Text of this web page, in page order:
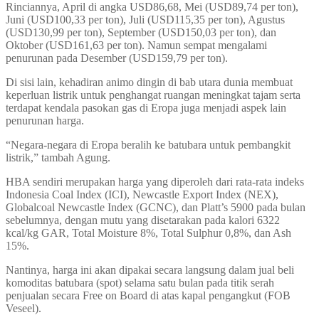
Rinciannya, April di angka USD86,68, Mei (USD89,74 per ton),
Juni (USD100,33 per ton), Juli (USD115,35 per ton), Agustus
(USD130,99 per ton), September (USD150,03 per ton), dan
Oktober (USD161,63 per ton). Namun sempat mengalami
penurunan pada Desember (USD159,79 per ton).
Di sisi lain, kehadiran animo dingin di bab utara dunia membuat
keperluan listrik untuk penghangat ruangan meningkat tajam serta
terdapat kendala pasokan gas di Eropa juga menjadi aspek lain
penurunan harga.
“Negara-negara di Eropa beralih ke batubara untuk pembangkit
listrik,” tambah Agung.
HBA sendiri merupakan harga yang diperoleh dari rata-rata indeks
Indonesia Coal Index (ICI), Newcastle Export Index (NEX),
Globalcoal Newcastle Index (GCNC), dan Platt’s 5900 pada bulan
sebelumnya, dengan mutu yang disetarakan pada kalori 6322
kcal/kg GAR, Total Moisture 8%, Total Sulphur 0,8%, dan Ash
15%.
Nantinya, harga ini akan dipakai secara langsung dalam jual beli
komoditas batubara (spot) selama satu bulan pada titik serah
penjualan secara Free on Board di atas kapal pengangkut (FOB
Veseel).